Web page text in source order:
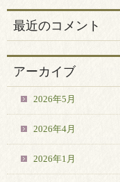
最近のコメント
アーカイブ
2026年5月
2026年4月
2026年1月